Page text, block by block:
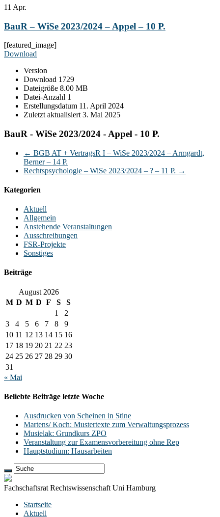
11 Apr.
BauR – WiSe 2023/2024 – Appel – 10 P.
[featured_image]
Download
Version
Download 1729
Dateigröße 8.00 MB
Datei-Anzahl 1
Erstellungsdatum 11. April 2024
Zuletzt aktualisiert 3. Mai 2025
BauR - WiSe 2023/2024 - Appel - 10 P.
← BGB AT + VertragsR I – WiSe 2023/2024 – Armgardt,
Berner – 14 P.
Rechtspsychologie – WiSe 2023/2024 – ? – 11 P. →
Kategorien
Aktuell
Allgemein
Anstehende Veranstaltungen
Ausschreibungen
FSR-Projekte
Sonstiges
Beiträge
August 2026
M D M D F S
S
1
2
3
4 5 6 7 8
9
10 11 12 13 14 15 16
17 18 19 20 21 22 23
24 25 26 27 28 29 30
31
« Mai
Beliebte Beiträge letzte Woche
Ausdrucken von Scheinen in Stine
Martens/ Koch: Mustertexte zum Verwaltungsprozess
Musielak: Grundkurs ZPO
Veranstaltung zur Examensvorbereitung ohne Rep
Hauptstudium: Hausarbeiten
Fachschaftsrat Rechtswissenschaft Uni Hamburg
Startseite
Aktuell